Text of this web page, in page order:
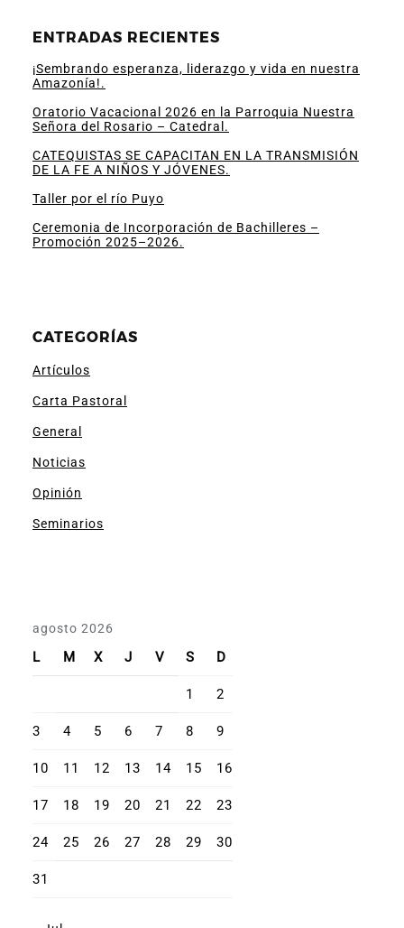
ENTRADAS RECIENTES
¡Sembrando esperanza, liderazgo y vida en nuestra
Amazonía!.
Oratorio Vacacional 2026 en la Parroquia Nuestra
Señora del Rosario – Catedral.
CATEQUISTAS SE CAPACITAN EN LA TRANSMISIÓN
DE LA FE A NIÑOS Y JÓVENES.
Taller por el río Puyo
Ceremonia de Incorporación de Bachilleres –
Promoción 2025–2026.
CATEGORÍAS
Artículos
Carta Pastoral
General
Noticias
Opinión
Seminarios
agosto 2026
L M X J V S D
1 2
3 4 5 6 7 8 9
10 11 12 13 14 15 16
17 18 19 20 21 22 23
24 25 26 27 28 29 30
31